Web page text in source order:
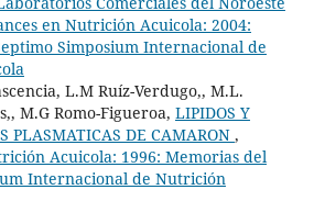
en Nutrición Acuicola: 2004:
Simposium Internacional de
L.M Ruíz-Verdugo,, M.L.
M.G Romo-Figueroa, LIPIDOS Y
PLASMATICAS DE CAMARON ,
Acuicola: 1996: Memorias del
Internacional de Nutrición